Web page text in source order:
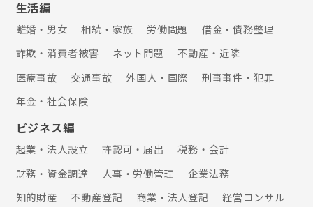
生活編
離婚・男女 相続・家族 労働問題
借金・債務整理
詐欺・消費者被害
ネット問題
不動産・近隣
医療事故
交通事故 外国人・国際
刑事事件・犯罪
年金・社会保険
ビジネス編
起業・法人設立 許認可・届出
税務・会計
財務・資金調達
人事・労働管理
企業法務
知的財産
不動産登記 商業・法人登記 経営コンサル